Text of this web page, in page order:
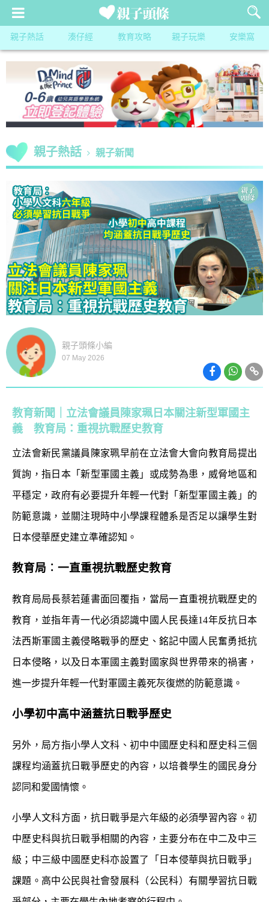
親子熱話 湊仔經 教育攻略 親子玩樂 安樂窩
親子熱話 親子新聞
親子頭條小編
07 May 2026
教育新聞｜立法會議員陳家珮日本關注新型軍國主
義 教育局：重視抗戰歷史教育
立法會新民黨議員陳家珮早前在立法會大會向教育局提出
質詢，指日本「新型軍國主義」或成勢為患，威脅地區和
平穩定，政府有必要提升年輕一代對「新型軍國主義」的
防範意識，並關注現時中小學課程體系是否足以讓學生對
日本侵華歷史建立準確認知。
教育局︰一直重視抗戰歷史教育
教育局局長蔡若蓮書面回覆指，當局一直重視抗戰歷史的
教育，並指年青一代必須認識中國人民長達14年反抗日本
法西斯軍國主義侵略戰爭的歷史、銘記中國人民奮勇抵抗
日本侵略，以及日本軍國主義對國家與世界帶來的禍害，
進一步提升年輕一代對軍國主義死灰復燃的防範意識。
小學初中高中涵蓋抗日戰爭歷史
另外，局方指小學人文科、初中中國歷史科和歷史科三個
課程均涵蓋抗日戰爭歷史的內容，以培養學生的國民身分
認同和愛國情懷。
小學人文科方面，抗日戰爭是六年級的必須學習內容。初
中歷史科與抗日戰爭相關的內容，主要分布在中二及中三
級；中三級中國歷史科亦設置了「日本侵華與抗日戰爭」
課題。高中公民與社會發展科（公民科）有關學習抗日戰